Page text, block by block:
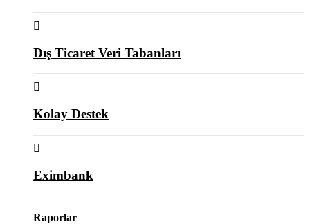
Dış Ticaret Veri Tabanları
Kolay Destek
Eximbank
Raporlar